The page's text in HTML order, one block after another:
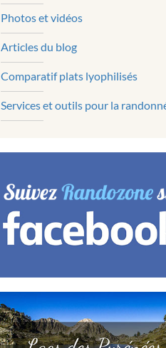
Photos et vidéos
Articles du blog
Comparatif plats lyophilisés
Services et outils pour la